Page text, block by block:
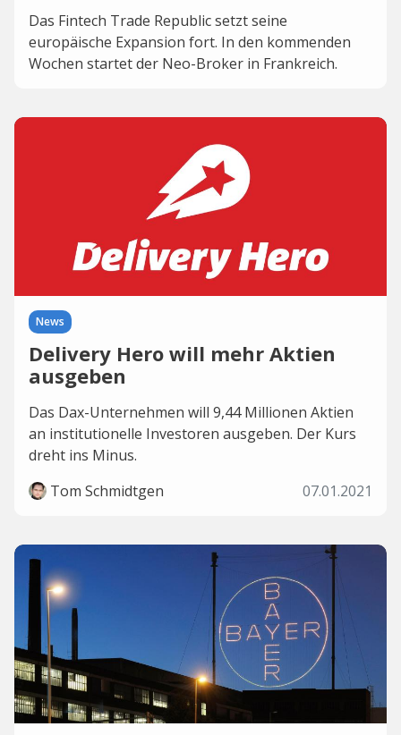
Das Fintech Trade Republic setzt seine
europäische Expansion fort. In den kommenden
Wochen startet der Neo-Broker in Frankreich.
News
Delivery Hero will mehr Aktien
ausgeben
Das Dax-Unternehmen will 9,44 Millionen Aktien
an institutionelle Investoren ausgeben. Der Kurs
dreht ins Minus.
Tom Schmidtgen
07.01.2021